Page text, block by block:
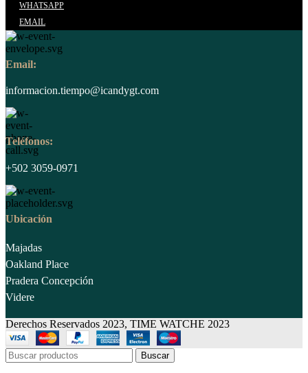
WHATSAPP
EMAIL
Email:
informacion.tiempo@icandygt.com
Teléfonos:
+502 3059-0971
Ubicación
Majadas
Oakland Place
Pradera Concepción
Videre
Derechos Reservados 2023, TIME WATCHE 2023
Buscar